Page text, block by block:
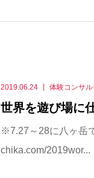
2019.06.24 体験コンサ
世界を遊び場に
※7.27～28に八ヶ岳
chika.com/2019wor...